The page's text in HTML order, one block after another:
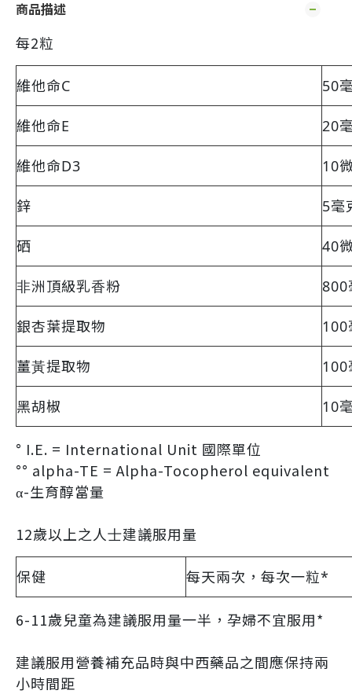
商品描述
每2粒
維他命C 50
維他命E 20
維他命D3 10
鋅 5毫
硒 40
⾮洲頂級乳⾹粉 800
銀杏葉提取物 100
薑⿈提取物 100
黑胡椒 10
° I.E. = International Unit 國際單位
°° alpha-TE = Alpha-Tocopherol equivalent
α-生育醇當量
12歲以上之⼈⼠建議服⽤量
保健 每天兩次，每次⼀粒*
6-11歲兒童為建議服⽤量⼀半，孕婦不宜服⽤*
建議服⽤營養補充品時與中西藥品之間應保持兩
⼩時間距